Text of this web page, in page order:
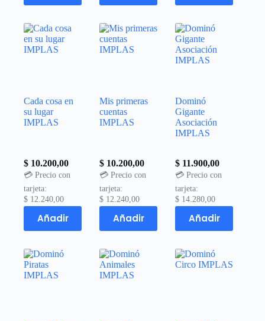
Cada cosa en
su lugar
IMPLAS
$ 10.200,00
💳 Precio con
tarjeta:
$ 12.240,00
Añadir
Mis primeras
cuentas
IMPLAS
$ 10.200,00
💳 Precio con
tarjeta:
$ 12.240,00
Añadir
Dominó
Gigante
Asociación
IMPLAS
$ 11.900,00
💳 Precio con
tarjeta:
$ 14.280,00
Añadir